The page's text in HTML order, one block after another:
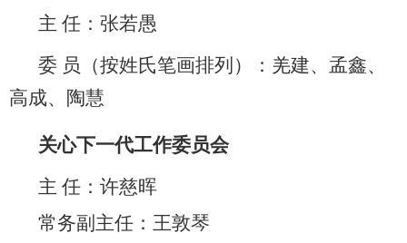
主 任： 张若愚
委 员 （按姓氏笔画排列） ： 羌建、孟鑫、
高成、陶慧
关心下一代工作委员会
主 任： 许慈晖
常务副主任： 王敦琴